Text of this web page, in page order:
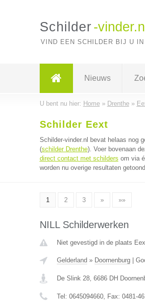
Schilder -vinder.nl
VIND EEN SCHILDER BIJ U IN
Nieuws
U bent nu hier: Home» Drenthe»
Schilder Eext
Schilder-vinder.nl bevat helaas nog
(schilder Drenthe). Voer bovenaan
direct contact met schilders om via
worden nu overige resultaten
1 2 3 » »»
NILL Schilderwerken
Niet gevestigd in de plaats
Gelderland » Doornenburg|
De Slink 28, 6686 DH
Tel: 0645094660, Fax: 0481-